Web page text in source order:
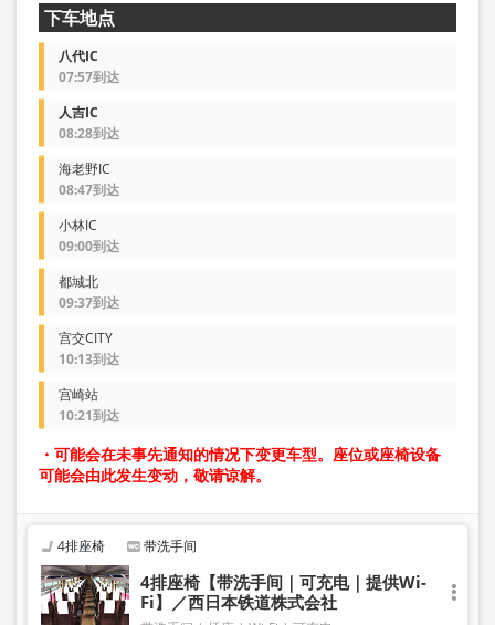
下车地点
八代IC
07:57到达
人吉IC
08:28到达
海老野IC
08:47到达
小林IC
09:00到达
都城北
09:37到达
宫交CITY
10:13到达
宫崎站
10:21到达
・可能会在未事先通知的情况下变更车型。座位或座椅设备
可能会由此发生变动，敬请谅解。
4排座椅 带洗手间
4排座椅【带洗手间｜可充电｜提供Wi-
Fi】／西日本铁道株式会社